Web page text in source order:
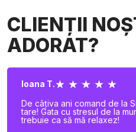
CLIENȚII
ADORAT?
Ioana T.★ ★ ★ ★ ★
De câțiva ani comand de la
tare! Gata cu stresul de la
trebuie ca să mă relaxez!